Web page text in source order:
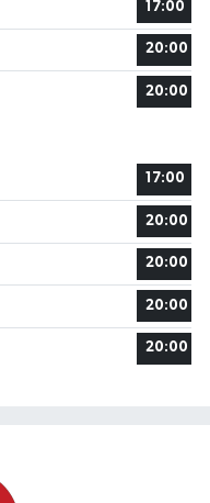
17:00
20:00
20:00
17:00
20:00
20:00
20:00
20:00